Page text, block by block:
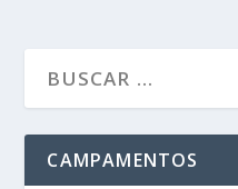
CAMPAMENTOS